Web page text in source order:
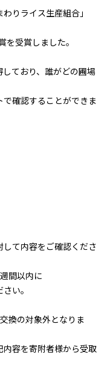
りライス生産組合」
を受賞しました。
ており、誰がどの圃場
確認することができま
て内容をご確認くださ
間以内に
い。
換の対象外となりま
容を寄附者様から受取